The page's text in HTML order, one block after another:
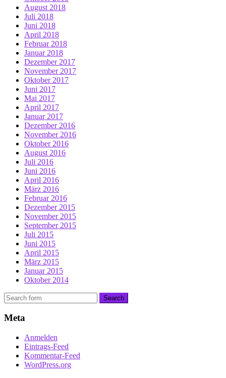
August 2018
Juli 2018
Juni 2018
April 2018
Februar 2018
Januar 2018
Dezember 2017
November 2017
Oktober 2017
Juni 2017
Mai 2017
April 2017
Januar 2017
Dezember 2016
November 2016
Oktober 2016
August 2016
Juli 2016
Juni 2016
April 2016
März 2016
Februar 2016
Dezember 2015
November 2015
September 2015
Juli 2015
Juni 2015
April 2015
März 2015
Januar 2015
Oktober 2014
Meta
Anmelden
Eintrags-Feed
Kommentar-Feed
WordPress.org